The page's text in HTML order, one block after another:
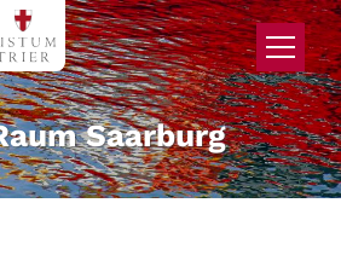
Saarburg